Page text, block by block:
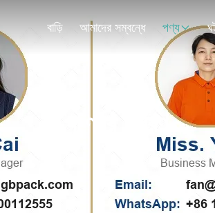
বাড়ি আমাদের সম্বন্ধে পণ্য
পণ্যের বিবরণ